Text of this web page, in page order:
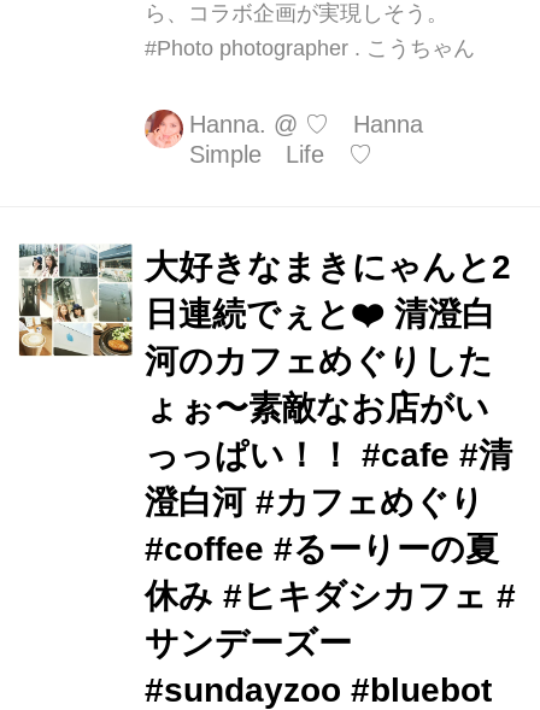
ら、コラボ企画が実現しそう。
#Photo photographer . こうちゃん
Hanna. @ ♡ Hanna
Simple Life ♡
大好きなまきにゃんと2
日連続でぇと❤️ 清澄白
河のカフェめぐりした
ょぉ〜素敵なお店がい
っっぱい！！ #cafe #清
澄白河 #カフェめぐり
#coffee #るーりーの夏
休み #ヒキダシカフェ #
サンデーズー
#sundayzoo #bluebot